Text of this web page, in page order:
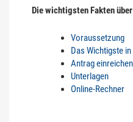
Die wichtigsten Fakten
Voraussetzung
Das Wichtigste
Antrag einreichen
Unterlagen
Online-Rechner